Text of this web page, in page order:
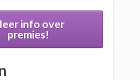
info over
premies!